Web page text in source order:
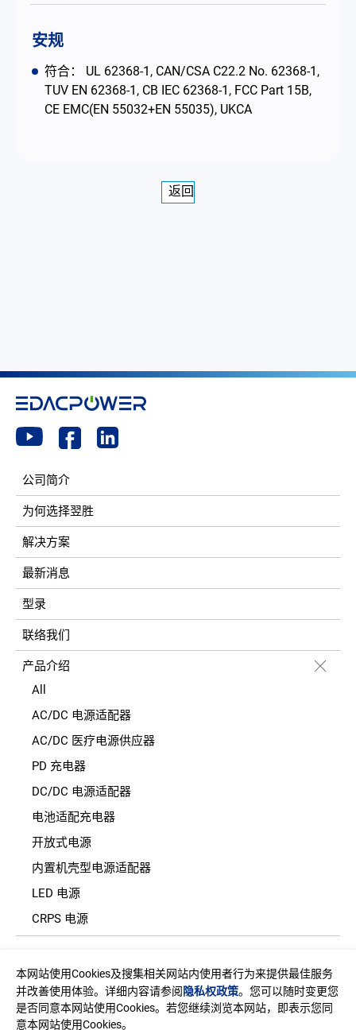
安规
符合： UL 62368-1, CAN/CSA C22.2 No. 62368-1,
TUV EN 62368-1, CB IEC 62368-1, FCC Part 15B,
CE EMC(EN 55032+EN 55035), UKCA
返回
公司简介
为何选择翌胜
解决方案
最新消息
型录
联络我们
产品介绍
All
AC/DC 电源适配器
AC/DC 医疗电源供应器
PD 充电器
DC/DC 电源适配器
电池适配充电器
开放式电源
内置机壳型电源适配器
LED 电源
CRPS 电源
地址
台湾新北市中和区建一路150号11楼之2(E栋)
邮箱
本网站使用Cookies及搜集相关网站内使用者行为来提供最佳服务
并改善使用体验。详细内容请参阅 隐私权政策。您可以随时变更您
是否同意本网站使用Cookies。若您继续浏览本网站，即表示您同
意本网站使用Cookies。